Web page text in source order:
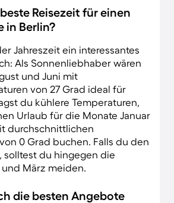
Reisezeit für einen
in Berlin?
Jahreszeit ein interessantes
Als Sonnenliebhaber wären
und Juni mit
von 27 Grad ideal für
du kühlere Temperaturen,
Urlaub für die Monate Januar
durchschnittlichen
0 Grad buchen. Falls du den
solltest du hingegen die
und März meiden.
die besten Angebote